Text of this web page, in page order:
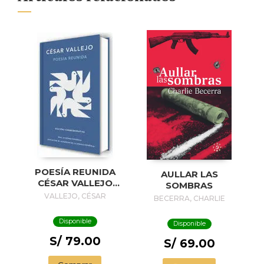
POESÍA REUNIDA
CÉSAR VALLEJO
(EDICIÓN
DE LA RAE Y LA
ASALE) /
COLLECTED
POEMS BY CÉSAR
VALLEJO
VALLEJO, CÉSAR
Disponible
S/ 79.00
AULLAR LAS
SOMBRAS
BECERRA, CHARLIE
Disponible
S/ 69.00